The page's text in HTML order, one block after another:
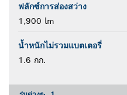
ฟลักซ์การส่องสว่าง
1,900 lm
น้ำหนักไม่รวมแบตเตอรี่
1.6 กก.